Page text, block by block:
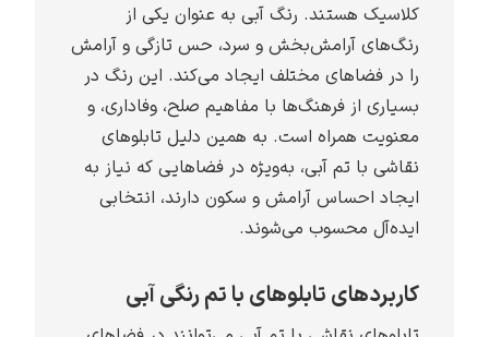
کلاسیک هستند. رنگ آبی به عنوان یکی از
رنگ‌های آرامش‌بخش و سرد، حس تازگی و آرامش
را در فضاهای مختلف ایجاد می‌کند. این رنگ در
بسیاری از فرهنگ‌ها با مفاهیم صلح، وفاداری، و
معنویت همراه است. به همین دلیل تابلوهای
نقاشی با تم آبی، به‌ویژه در فضاهایی که نیاز به
ایجاد احساس آرامش و سکون دارند، انتخابی
ایده‌آل محسوب می‌شوند.
کاربردهای تابلوهای با تم رنگی آبی